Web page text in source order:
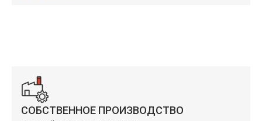
СОБСТВЕННОЕ ПРОИЗВОДСТВО